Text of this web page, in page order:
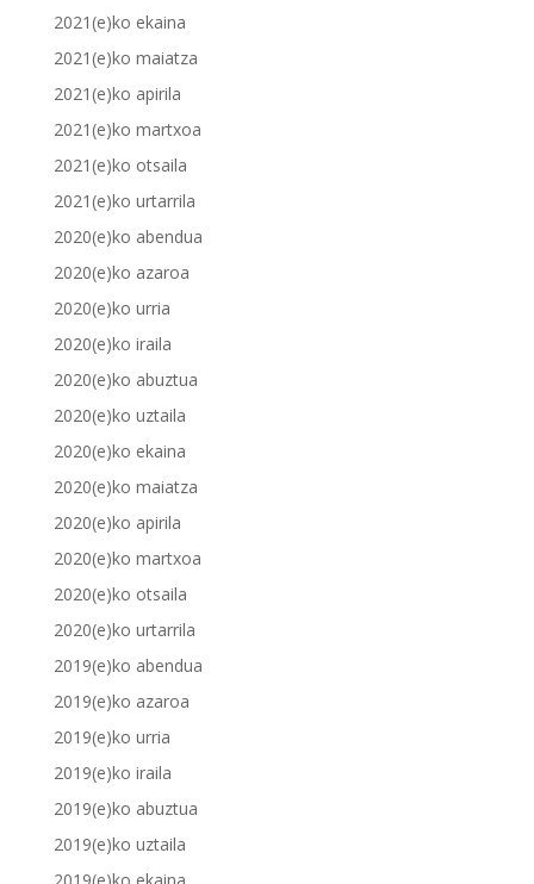
2021(e)ko ekaina
2021(e)ko maiatza
2021(e)ko apirila
2021(e)ko martxoa
2021(e)ko otsaila
2021(e)ko urtarrila
2020(e)ko abendua
2020(e)ko azaroa
2020(e)ko urria
2020(e)ko iraila
2020(e)ko abuztua
2020(e)ko uztaila
2020(e)ko ekaina
2020(e)ko maiatza
2020(e)ko apirila
2020(e)ko martxoa
2020(e)ko otsaila
2020(e)ko urtarrila
2019(e)ko abendua
2019(e)ko azaroa
2019(e)ko urria
2019(e)ko iraila
2019(e)ko abuztua
2019(e)ko uztaila